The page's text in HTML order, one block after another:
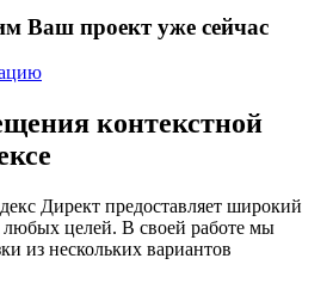
Ваш проект уже сейчас
контекстной
Директ предоставляет широкий
любых целей. В своей работе мы
из нескольких вариантов